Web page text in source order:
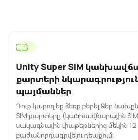
Unity Super SIM
քարտերի
պայմաններ
Դուք կարող եք ձեռք բերել Ձեր
SIM քարտերը (կանխավճարային
սակագնային փաթեթներից մեկին
բաժանորդագրվելու դեպքում։